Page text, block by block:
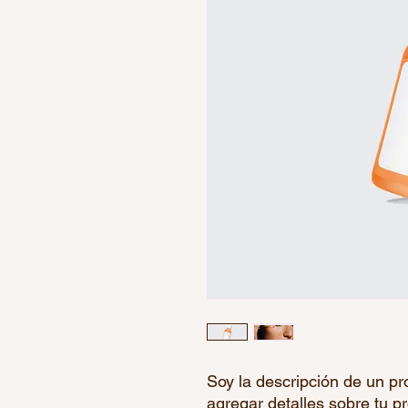
Soy la descripción de un
agregar detalles sobre tu